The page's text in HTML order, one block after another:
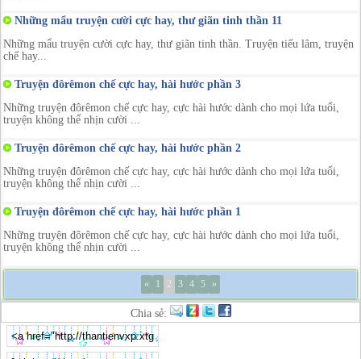
Những mẩu truyện cười cực hay, thư giãn tinh thần 11
Những mẩu truyện cười cực hay, thư giãn tinh thần. Truyện tiếu lâm, truyện
chế hay...
Truyện đôrêmon chế cực hay, hài hước phần 3
Những truyện đôrêmon chế cực hay, cực hài hước dành cho mọi lứa tuổi,
truyện không thể nhịn cười ...
Truyện đôrêmon chế cực hay, hài hước phần 2
Những truyện đôrêmon chế cực hay, cực hài hước dành cho mọi lứa tuổi,
truyện không thể nhịn cười ...
Truyện đôrêmon chế cực hay, hài hước phần 1
Những truyện đôrêmon chế cực hay, cực hài hước dành cho mọi lứa tuổi,
truyện không thể nhịn cười ...
« 1 2 3 4 5 »
Chia sẻ: